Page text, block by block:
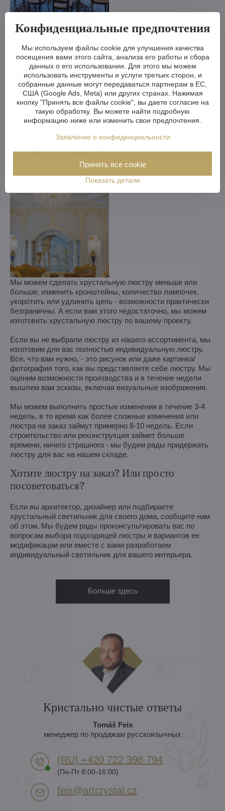
Мы можем сделать хрустальную люстру меньше или
больше, изменить кронштейны, количество лампочек,
укоротить или удлинить цепь - возможности практически
безграничны. А если вам этого недостаточно, мы можем
изготовить хрустальную люстру по вашему проекту.
Если вы не выбрали люстру из нашего ассортимента, мы
изготовим для вас полностью индивидуальную люстру.
Все, что вам нужно, - это рисунок или даже картинка/
фотография того, как вы представляете себе люстру. Мы
оценим возможности производства и в течение недели
вышлем вам эскизы, включая визуальные изображения.
Мы можем выполнить простые изменения в течение 3-4
недель, в то время как более сложные изменения или
люстра на заказ займут примерно 8-10 недель. Если
строительство или реконструкция займет больше
времени, ничего страшного - мы будем рады придержать
люстру для вас на нашем складе.
Хотите люстру на заказ? Или просто
посоветоваться?
Если вы архитектор, дизайнер или подбираете
хрустальный светильник для своего дома, сообщите нам
об этом. Мы будем рады проконсультировать вас по
вопросам выбора подходящей люстры и вариантов ее
модификации или вместе с вами разработаем
индивидуальный светильник для вашего интерьера.
Больше здесь
Кристально чистые ответы
Tomáš Feix
менеджер по продажам русскоязычных
(RU) +420 722 398 794​
(Пн-Пт 8:00-16:00)
feix​@artcrystal​.cz
Конфиденциальные предпочтения
Мы используем файлы cookie для улучшения качества
посещения вами этого сайта, анализа его работы и сбора
данных о его использовании. Для этого мы можем
использовать инструменты и услуги третьих сторон, и
собранные данные могут передаваться партнерам в ЕС,
США (Google Ads, Meta) или других странах. Нажимая
кнопку "Принять все файлы cookie", вы даете согласие на
такую обработку. Вы можете найти подробную
информацию ниже или изменить свои предпочтения.
Заявление о конфиденциальности
Показать детали
Принять все cookie